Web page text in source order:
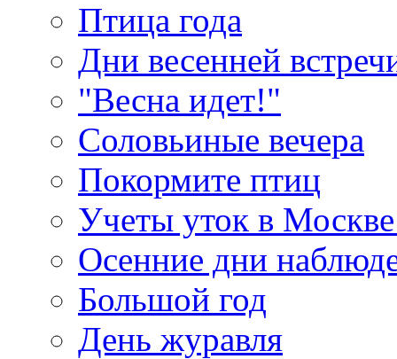
Птица года
Дни весенней
"Весна идет!"
Соловьиные вечера
Покормите птиц
Учеты уток в
Осенние дни
Большой год
День журавля